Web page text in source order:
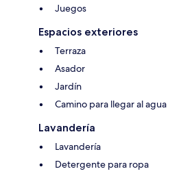
Juegos
Espacios exteriores
Terraza
Asador
Jardín
Camino para llegar al agua
Lavandería
Lavandería
Detergente para ropa